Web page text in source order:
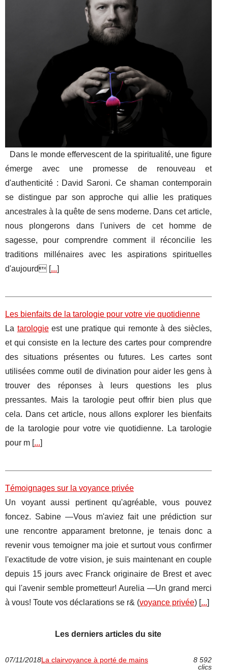
Dans le monde effervescent de la spiritualité, une figure
émerge avec une promesse de renouveau et
d'authenticité : David Saroni. Ce shaman contemporain
se distingue par son approche qui allie les pratiques
ancestrales à la quête de sens moderne. Dans cet article,
nous plongerons dans l'univers de cet homme de
sagesse, pour comprendre comment il réconcilie les
traditions millénaires avec les aspirations spirituelles
d'aujourd [...]
Les bienfaits de la tarologie pour votre vie quotidienne
La tarologieest une pratique qui remonte à des siècles,
et qui consiste en la lecture des cartes pour comprendre
des situations présentes ou futures. Les cartes sont
utilisées comme outil de divination pour aider les gens à
trouver des réponses à leurs questions les plus
pressantes. Mais la tarologie peut offrir bien plus que
cela. Dans cet article, nous allons explorer les bienfaits
de la tarologie pour votre vie quotidienne. La tarologie
pour m [...]
Témoignages sur la voyance privée
Un voyant aussi pertinent qu'agréable, vous pouvez
foncez. Sabine —Vous m'aviez fait une prédiction sur
une rencontre apparament bretonne, je tenais donc a
revenir vous temoigner ma joie et surtout vous confirmer
l'exactitude de votre vision, je suis maintenant en couple
depuis 15 jours avec Franck originaire de Brest et avec
qui l'avenir semble prometteur! Aurelia —Un grand merci
à vous! Toute vos déclarations se r& (voyance privée) [...]
Les derniers articles du site
07/11/2018La clairvoyance à porté de mains
8 592
clics